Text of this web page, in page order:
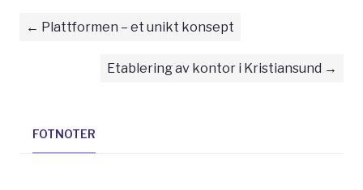
Plattformen – et unikt konsept
Etablering av kontor i Kristiansund
FOTNOTER